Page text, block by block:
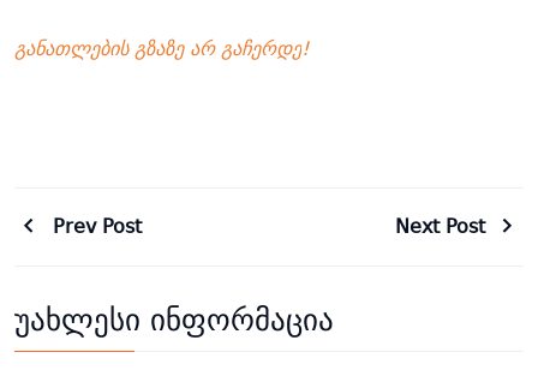
განათლების გზაზე არ გაჩერდე!
Prev Post Next Post
უახლესი ინფორმაცია